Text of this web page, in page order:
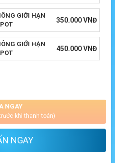
GIỚI HẠN
350.000VNĐ
GIỚI HẠN
450.000VNĐ
NGAY
khi thanh toán)
NGAY